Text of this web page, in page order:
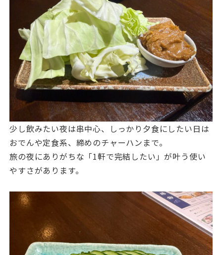
少し飲みたい夜は串中心、しっかり夕食にしたい日は
おでんや定食系、締めのチャーハンまで。
旅の夜にありがちな「1軒で完結したい」が叶う使い
やすさがあります。